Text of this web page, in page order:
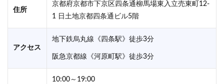
住所
京都府京都市下京区四条通柳馬場東入立売東町12-
1 日土地京都四条通ビル5階
アクセス
地下鉄烏丸線《四条駅》徒歩3分
阪急京都線《河原町駅》徒歩3分
10:00～19:00